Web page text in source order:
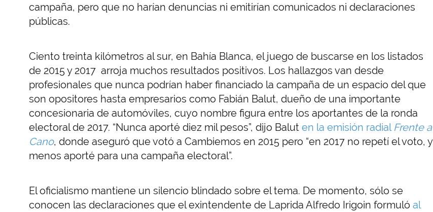
campaña, pero que no harían denuncias ni emitirían comunicados ni declaraciones
públicas.
Ciento treinta kilómetros al sur, en Bahía Blanca, el juego de buscarse en los listados
de 2015 y 2017 arroja muchos resultados positivos. Los hallazgos van desde
profesionales que nunca podrían haber financiado la campaña de un espacio del que
son opositores hasta empresarios como Fabián Balut, dueño de una importante
concesionaria de automóviles, cuyo nombre figura entre los aportantes de la ronda
electoral de 2017. “Nunca aporté diez mil pesos”, dijo Balut en la emisión radial Frente a
Cano, donde aseguró que votó a Cambiemos en 2015 pero “en 2017 no repetí el voto, y
menos aporté para una campaña electoral”.
El oficialismo mantiene un silencio blindado sobre el tema. De momento, sólo se
conocen las declaraciones que el exintendente de Laprida Alfredo Irigoin formuló al